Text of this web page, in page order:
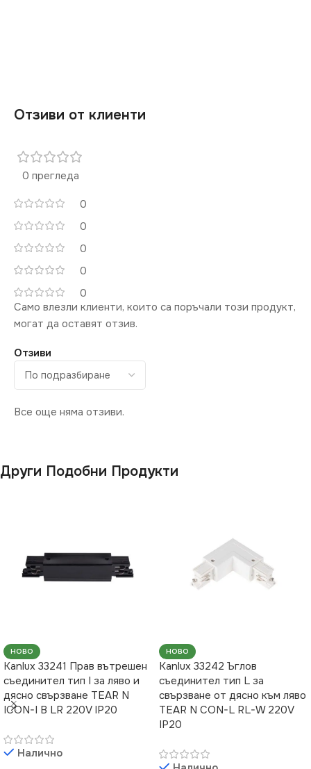
Отзиви от клиенти
0 прегледа
0
0
0
0
0
Отзиви
Все още няма отзиви.
Само влезли клиенти, които са поръчали този продукт,
могат да оставят отзив.
Други Подобни Продукти
НОВО
Kanlux 33241 Прав вътрешен
съединител тип I за ляво и
дясно свързване TEAR N
ICON-I B LR 220V IP20
Налично
НОВО
Kanlux 33242 Ъглов
съединител тип L за
свързване от дясно към ляво
TEAR N CON-L RL-W 220V
IP20